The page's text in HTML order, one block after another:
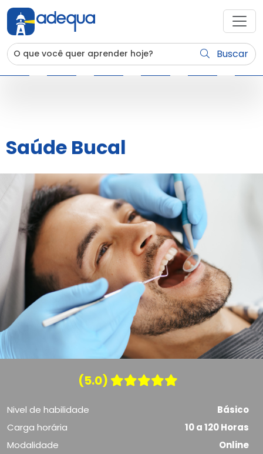
Buscar
Saúde Bucal
(5.0)
Nivel de habilidade
Básico
Carga horária
10 a 120 Horas
Modalidade
Online